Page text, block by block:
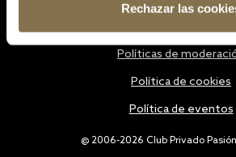
Rechazar las
@ 2006-2026 Club Privado
Políticas de
Política de cookies
Política de eventos